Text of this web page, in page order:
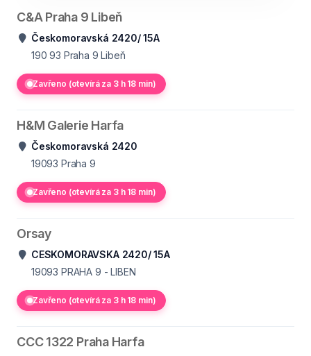
C&A Praha 9 Libeň
Českomoravská 2420/ 15A
190 93 Praha 9 Libeň
Zavřeno (otevírá za 3 h 18 min)
H&M Galerie Harfa
Českomoravská 2420
19093 Praha 9
Zavřeno (otevírá za 3 h 18 min)
Orsay
CESKOMORAVSKA 2420/ 15A
19093 PRAHA 9 - LIBEN
Zavřeno (otevírá za 3 h 18 min)
CCC 1322 Praha Harfa